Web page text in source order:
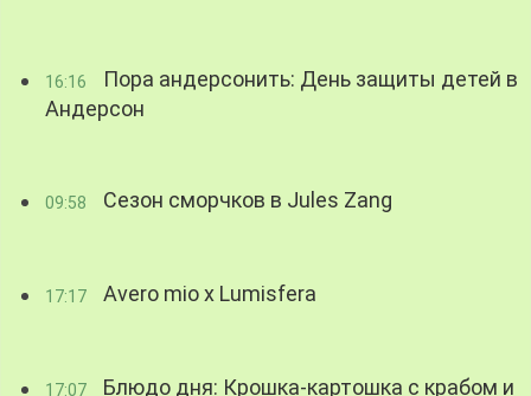
16:16
Пора андерсонить: День защиты детей в
Андерсон
09:58 Сезон сморчков в Jules Zang
17:17 Avero mio x Lumisfera
17:07
Блюдо дня: Крошка-картошка с крабом и